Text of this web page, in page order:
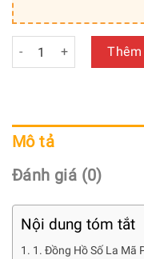
Đồng Hồ Treo Tường
Mô tả
Đánh giá (0)
Nội dung tóm tắt
1. Đồng Hồ Số La Mã